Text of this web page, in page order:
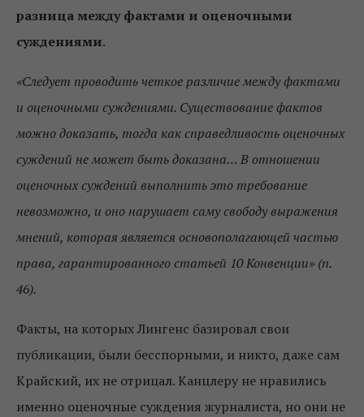
разница между фактами и оценочными
суждениями.
«Следует проводить четкое различие между фактами
и оценочными суждениями. Существование фактов
можно доказать, тогда как справедливость оценочных
суждений не может быть доказана… В отношении
оценочных суждений выполнить это требование
невозможно, и оно нарушает саму свободу выражения
мнений, которая является основополагающей частью
права, гарантированного статьей 10 Конвенции» (п.
46).
Факты, на которых Лингенс базировал свои
публикации, были бесспорными, и никто, даже сам
Крайский, их не отрицал. Канцлеру не нравились
именно оценочные суждения журналиста, но они не